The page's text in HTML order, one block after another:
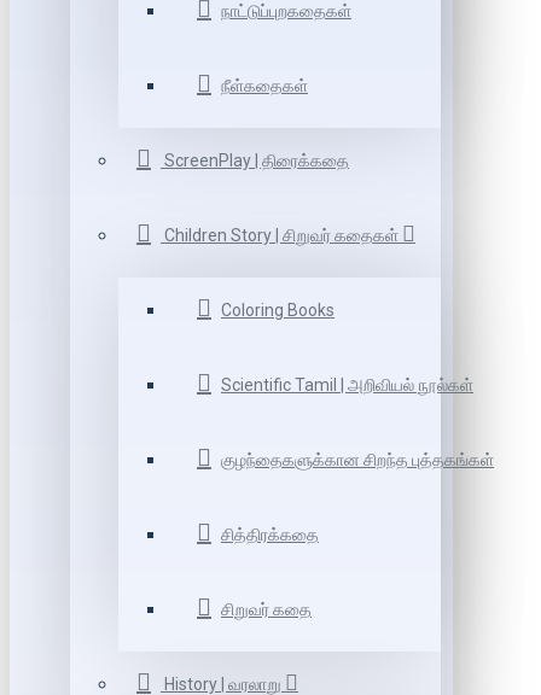
நாட்டுப்புறகதைகள்
நீள்கதைகள்
ScreenPlay | திரைக்கதை
Children Story | சிறுவர் கதைகள்
Coloring Books
Scientific Tamil | அறிவியல் நூல்கள்
குழந்தைகளுக்கான சிறந்த புத்தகங்கள்
சித்திரக்கதை
சிறுவர் கதை
History | வரலாறு